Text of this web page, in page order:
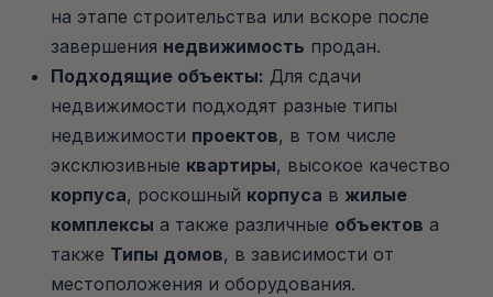
на этапе строительства или вскоре после
завершения недвижимость продан.
Подходящие объекты: Для сдачи
недвижимости подходят разные типы
недвижимости проектов, в том числе
эксклюзивные квартиры, высокое качество
корпуса, роскошный корпуса в жилые
комплексы а также различные объектов а
также Типы домов, в зависимости от
местоположения и оборудования.